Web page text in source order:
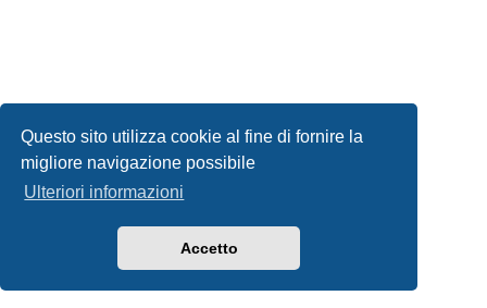
Questo sito utilizza cookie al fine di fornire la
migliore navigazione possibile
Ulteriori informazioni
Accetto